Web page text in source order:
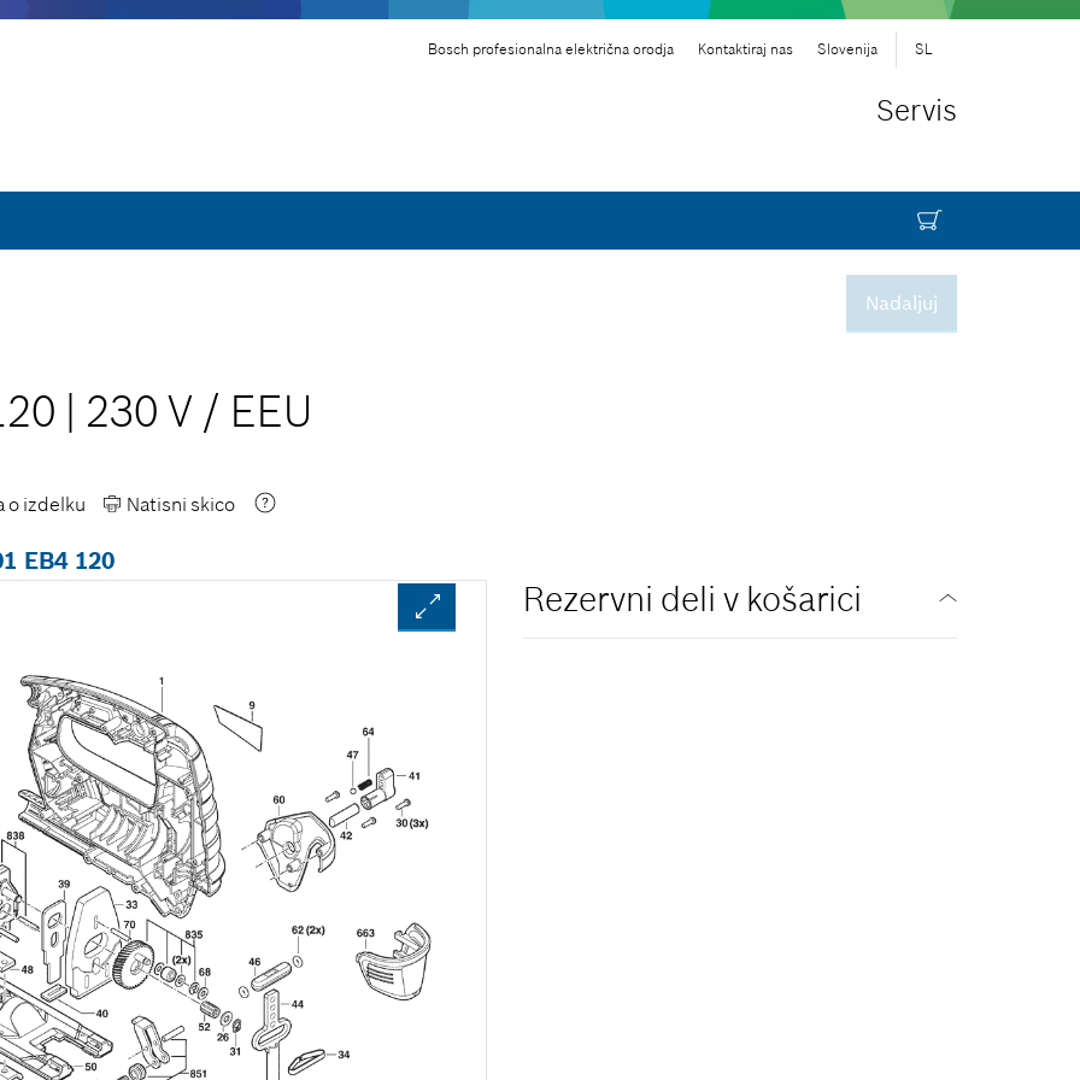
Bosch profesionalna električna orodja Kontaktiraj nas Slovenija SL
Servis
Nadaljuj
| 230 V / EEU
o izdelku Natisni skico
EB4 120
Rezervni deli v košarici